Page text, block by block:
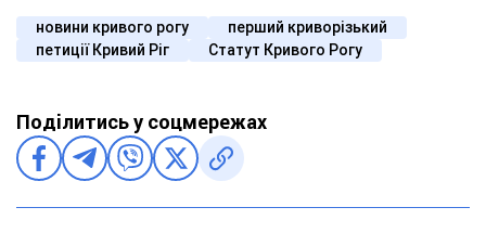
новини кривого рогу
перший криворізький
петиції Кривий Ріг
Статут Кривого Рогу
Поділитись у соцмережах